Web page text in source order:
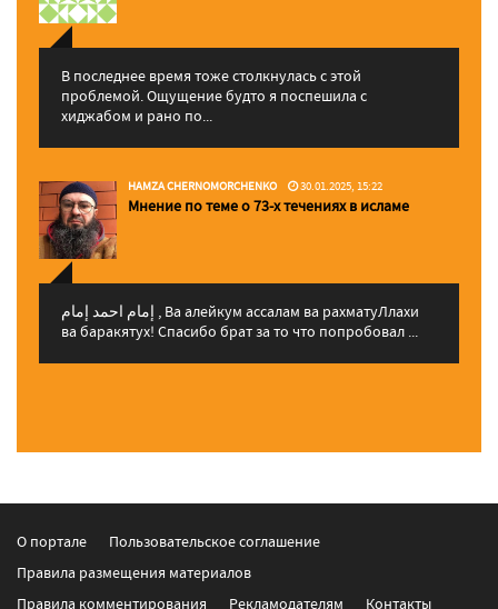
В последнее время тоже столкнулась с этой
проблемой. Ощущение будто я поспешила с
хиджабом и рано по...
HAMZA CHERNOMORCHENKO 30.01.2025, 15:22
Мнение по теме о 73-х течениях в исламе
إمام احمد إمام , Ва алейкум ассалам ва рахматуЛлахи
ва баракятух! Спасибо брат за то что попробовал ...
О портале
Пользовательское соглашение
Правила размещения материалов
Правила комментирования
Рекламодателям Контакты